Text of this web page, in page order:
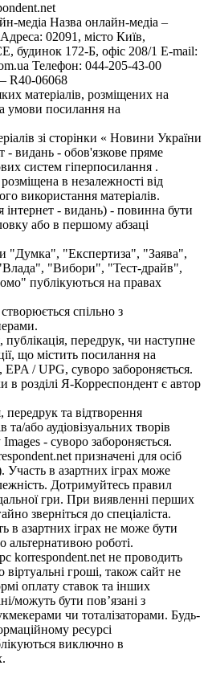
медіа Назва онлайн-медіа –
02091, місто Київ,
172-Б, офіс 208/1 E-mail:
Телефон: 044-205-43-00
– R40-06068
матеріалів, розміщених на
умови посилання на
зі сторінки « Новини України
- видань - обов'язкове пряме
систем гіперпосилання .
в незалежності від
використання матеріалів.
інтернет - видань) - повинна бути
або в першому абзаці
"Думка", "Експертиза", "Заява",
"Вибори", "Тест-драйв",
публікуються на правах
спільно з
публікація, передрук, чи наступне
що містить посилання на
EPA / UPG, суворо забороняється.
в розділі Я-Корреспондент є автор
передрук та відтворення
та/або аудіовізуальних творів
- суворо забороняється.
призначені для осіб
Участь в азартних іграх може
Дотримуйтесь правил
гри. При виявленні перших
зверніться до спеціаліста.
в азартних іграх не може бути
альтернативою роботі.
korrespondent.net не проводить
віртуальні гроші, також сайт не
оплату ставок та інших
можуть бути пов’язані з
чи тоталізаторами. Будь-
ресурсі
виключно в